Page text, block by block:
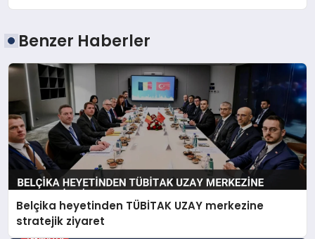
Benzer Haberler
Belçika heyetinden TÜBİTAK UZAY merkezine
stratejik ziyaret